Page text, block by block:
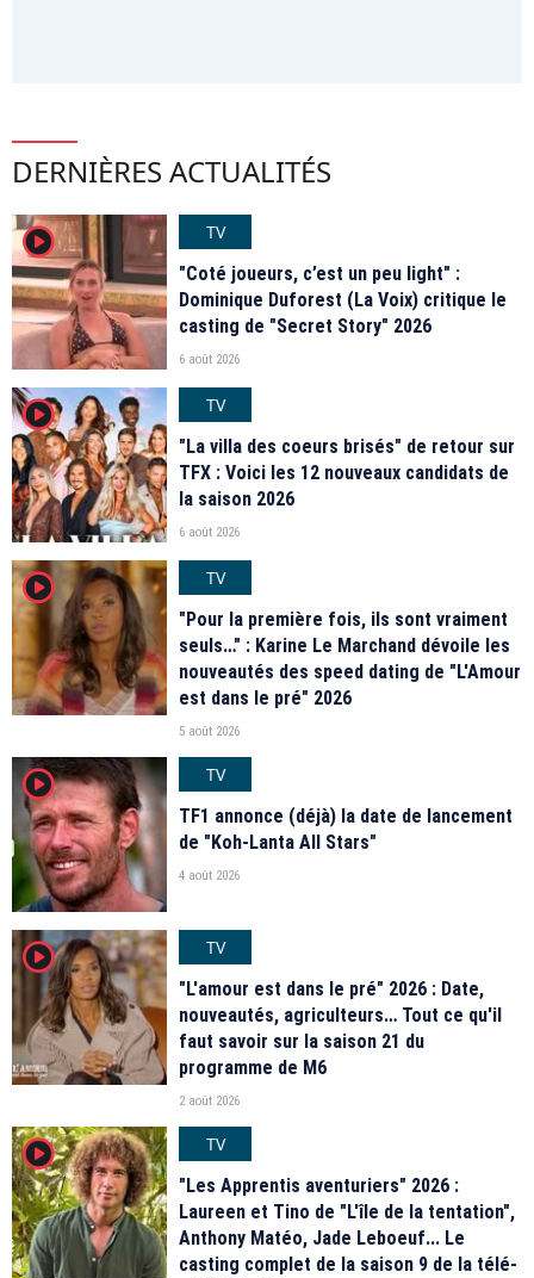
DERNIÈRES ACTUALITÉS
player2
TV
"Coté joueurs, c’est un peu light" :
Dominique Duforest (La Voix) critique le
casting de "Secret Story" 2026
6 août 2026
player2
TV
"La villa des coeurs brisés" de retour sur
TFX : Voici les 12 nouveaux candidats de
la saison 2026
6 août 2026
player2
TV
"Pour la première fois, ils sont vraiment
seuls…" : Karine Le Marchand dévoile les
nouveautés des speed dating de "L'Amour
est dans le pré" 2026
5 août 2026
player2
TV
TF1 annonce (déjà) la date de lancement
de "Koh-Lanta All Stars"
4 août 2026
player2
TV
"L'amour est dans le pré" 2026 : Date,
nouveautés, agriculteurs… Tout ce qu'il
faut savoir sur la saison 21 du
programme de M6
2 août 2026
player2
TV
"Les Apprentis aventuriers" 2026 :
Laureen et Tino de "L'île de la tentation",
Anthony Matéo, Jade Leboeuf... Le
casting complet de la saison 9 de la télé-